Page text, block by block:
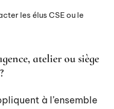
les élus CSE ou le
atelier ou siège
à l’ensemble